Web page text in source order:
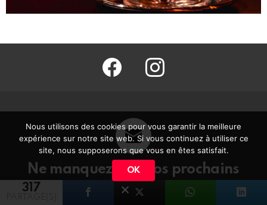
317
facebook @barmag.fr
Ne manquez pas nos prochains
messages
Nous utilisons des cookies pour vous garantir la meilleure
expérience sur notre site web. Si vous continuez à utiliser ce
site, nous supposerons que vous en êtes satisfait.
OK